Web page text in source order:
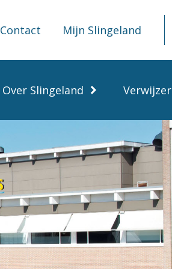
Contact Mijn Slingeland
Over Slingeland Verwijzer